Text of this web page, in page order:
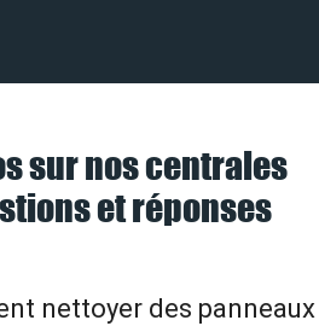
sur nos centrales
et réponses
nettoyer des panneaux